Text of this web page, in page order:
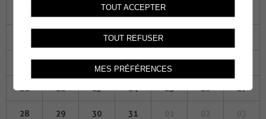
03 04
10
15 16 17 18 19
21 22 23 24 25 26 27
28 29 30 31
TOUT ACCEPTER
TOUT REFUSER
MES PRÉFÉRENCES